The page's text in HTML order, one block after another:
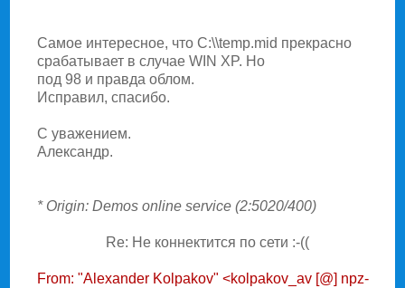
Самое интересное, что C:\\temp.mid прекрасно
срабатывает в случае WIN XP. Hо
под 98 и правда облом.
Исправил, спасибо.
С уважением.
Александр.
* Origin: Demos online service (2:5020/400)
Re: Hе коннектится по сети :-((
From: "Alexander Kolpakov" <kolpakov_av [@] npz-